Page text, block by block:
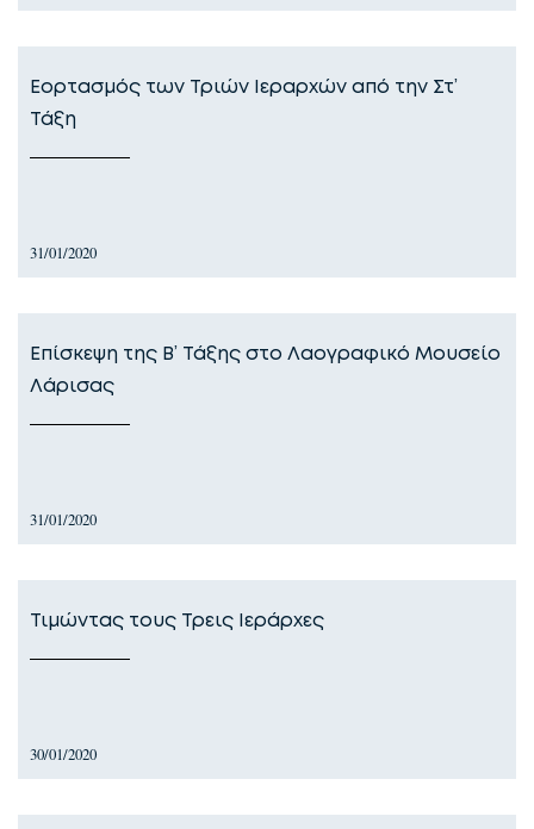
Εορτασμός των Τριών Ιεραρχών από την Στ’
Τάξη
31/01/2020
Επίσκεψη της Β’ Τάξης στο Λαογραφικό Μουσείο
Λάρισας
31/01/2020
Τιμώντας τους Τρεις Ιεράρχες
30/01/2020